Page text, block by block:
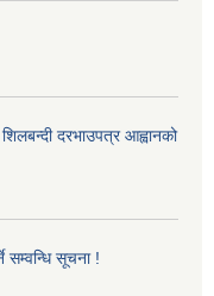
दरभाउपत्र आह्वानको
सम्वन्धि सूचना !